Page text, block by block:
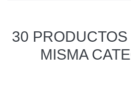
30
MISMA